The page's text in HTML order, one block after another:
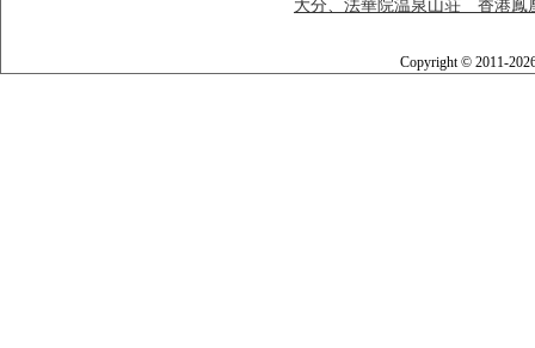
大分、法華院温泉山荘 香港鳳
Copyright © 2011-